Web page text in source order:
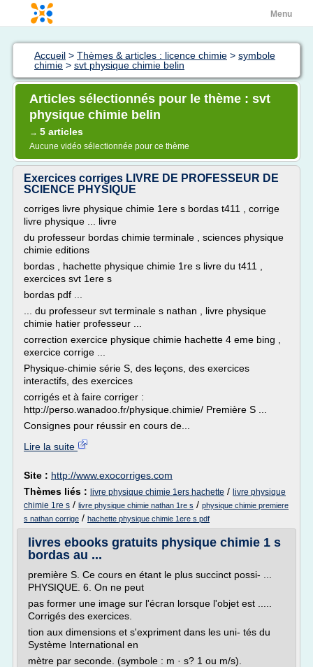
Menu
Accueil > Thèmes & articles : licence chimie > symbole
chimie > svt physique chimie belin
Articles sélectionnés pour le thème : svt
physique chimie belin
→ 5 articles
Aucune vidéo sélectionnée pour ce thème
Exercices corriges LIVRE DE PROFESSEUR DE
SCIENCE PHYSIQUE
corriges livre physique chimie 1ere s bordas t411 , corrige
livre physique ... livre
du professeur bordas chimie terminale , sciences physique
chimie editions
bordas , hachette physique chimie 1re s livre du t411 ,
exercices svt 1ere s
bordas pdf ...
... du professeur svt terminale s nathan , livre physique
chimie hatier professeur ...
correction exercice physique chimie hachette 4 eme bing ,
exercice corrige ...
Physique-chimie série S, des leçons, des exercices
interactifs, des exercices
corrigés et à faire corriger :
http://perso.wanadoo.fr/physique.chimie/ Première S ...
Consignes pour réussir en cours de...
Lire la suite
Site : http://www.exocorriges.com
Thèmes liés : livre physique chimie 1ers hachette / livre physique
chimie 1re s / livre physique chimie nathan 1re s / physique chimie premiere
s nathan corrige / hachette physique chimie 1ere s pdf
livres ebooks gratuits physique chimie 1 s
bordas au ...
première S. Ce cours en étant le plus succinct possi- ...
PHYSIQUE. 6. On ne peut
pas former une image sur l'écran lorsque l'objet est .....
Corrigés des exercices.
tion aux dimensions et s'expriment dans les uni- tés du
Système International en
mètre par seconde. (symbole : m · s? 1 ou m/s).